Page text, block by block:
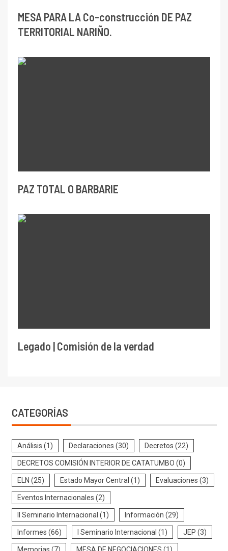
MESA PARA LA Co-construcción DE PAZ
TERRITORIAL NARIÑO.
PAZ TOTAL O BARBARIE
Legado | Comisión de la verdad
CATEGORÍAS
Análisis (1) Declaraciones (30) Decretos (22)
DECRETOS COMISIÓN INTERIOR DE CATATUMBO (0)
ELN (25) Estado Mayor Central (1) Evaluaciones (3)
Eventos Internacionales (2)
II Seminario Internacional (1) Información (29)
Informes (66) I Seminario Internacional (1) JEP (3)